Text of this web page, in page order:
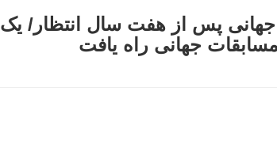
جهانی پس از هفت سال انتظار/ یک
جهانی راه یافت